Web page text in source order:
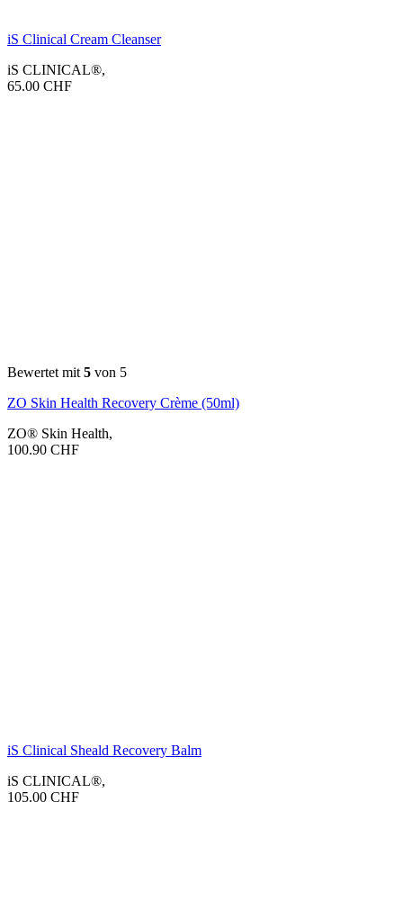
iS Clinical Cream Cleanser
iS CLINICAL®,
65.00 CHF
Bewertet mit 5 von 5
ZO Skin Health Recovery Crème (50ml)
ZO® Skin Health,
100.90 CHF
iS Clinical Sheald Recovery Balm
iS CLINICAL®,
105.00 CHF